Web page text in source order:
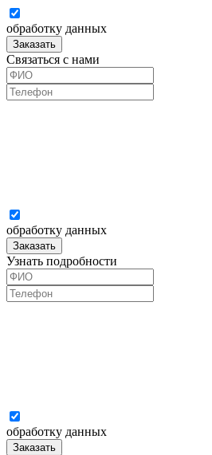
обработку данных
Заказать
Связаться с нами
обработку данных
Заказать
Узнать подробности
обработку данных
Заказать